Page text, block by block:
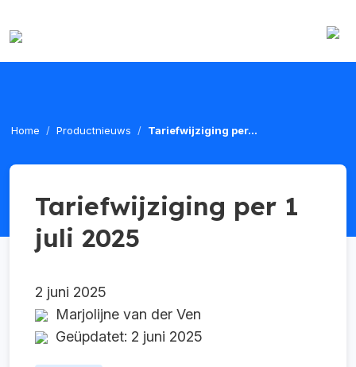
Home Productnieuws Tariefwijziging per...
Tariefwijziging per 1
juli 2025
2 juni 2025
Marjolijne van der Ven
Geüpdatet: 2 juni 2025